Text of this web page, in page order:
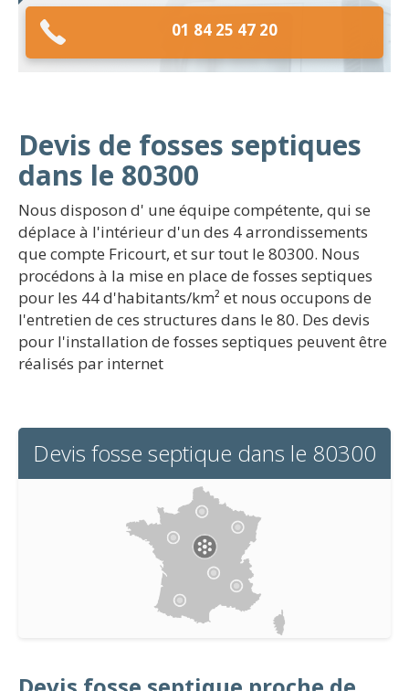
01 84 25 47 20
Devis de fosses septiques
dans le 80300
Nous disposon d' une équipe compétente, qui se
déplace à l'intérieur d'un des 4 arrondissements
que compte Fricourt, et sur tout le 80300. Nous
procédons à la mise en place de fosses septiques
pour les 44 d'habitants/km² et nous occupons de
l'entretien de ces structures dans le 80. Des devis
pour l'installation de fosses septiques peuvent être
réalisés par internet
Devis fosse septique dans le 80300